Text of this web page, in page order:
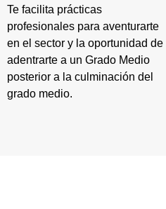
Te facilita prácticas
profesionales para aventurarte
en el sector y la oportunidad de
adentrarte a un Grado Medio
posterior a la culminación del
grado medio.